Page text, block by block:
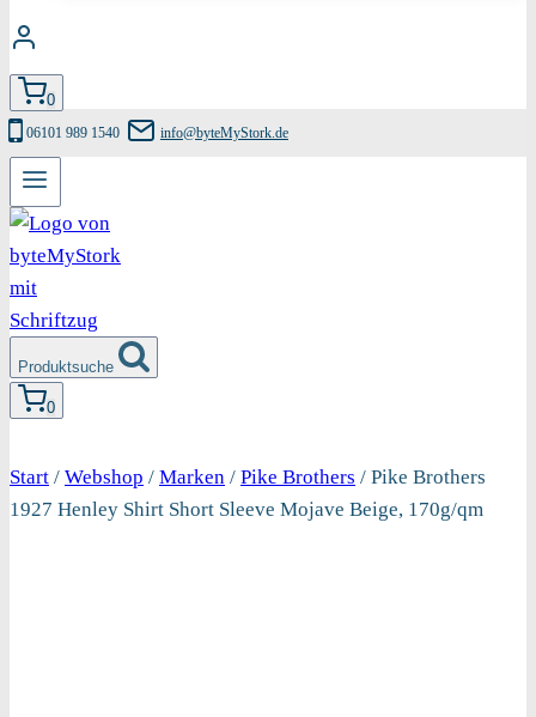
0
06101 989 1540 info@byteMyStork.de
Produktsuche
0
Start / Webshop / Marken / Pike Brothers / Pike Brothers
1927 Henley Shirt Short Sleeve Mojave Beige, 170g/qm